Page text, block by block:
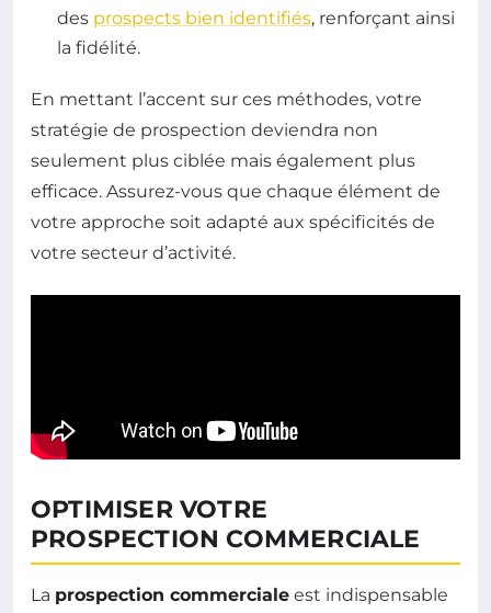
des prospects bien identifiés, renforçant ainsi
la fidélité.
En mettant l’accent sur ces méthodes, votre
stratégie de prospection deviendra non
seulement plus ciblée mais également plus
efficace. Assurez-vous que chaque élément de
votre approche soit adapté aux spécificités de
votre secteur d’activité.
OPTIMISER VOTRE
PROSPECTION COMMERCIALE
La prospection commerciale est indispensable